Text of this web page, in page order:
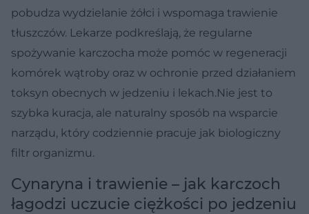
pobudza wydzielanie żółci i wspomaga trawienie
tłuszczów. Lekarze podkreślają, że regularne
spożywanie karczocha może pomóc w regeneracji
komórek wątroby oraz w ochronie przed działaniem
toksyn obecnych w jedzeniu i lekach.Nie jest to
szybka kuracja, ale naturalny sposób na wsparcie
narządu, który codziennie pracuje jak biologiczny
filtr organizmu.
Cynaryna i trawienie – jak karczoch
łagodzi uczucie ciężkości po jedzeniu